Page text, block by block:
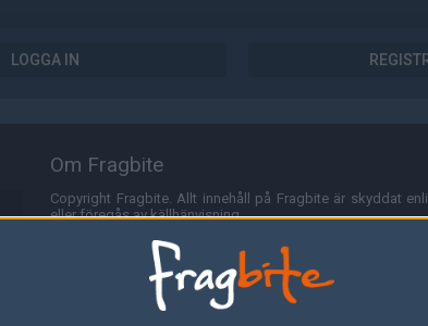
LOGGA IN
Om Fragbite
Copyright Fragbite. Allt innehåll på Fragbite är skyddat
eller föregås av källhänvisning.
Alla åsikter uttryckta på Fragbite representerar varje
Programmering och design av Fredric Bohlin. För frågor